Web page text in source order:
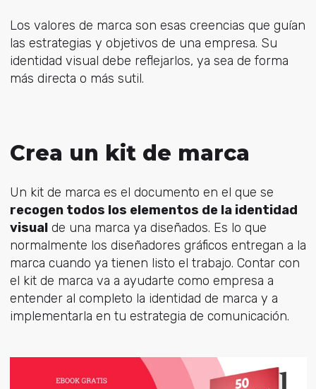
Los valores de marca son esas creencias que guían
las estrategias y objetivos de una empresa. Su
identidad visual debe reflejarlos, ya sea de forma
más directa o más sutil.
Crea un kit de marca
Un kit de marca es el documento en el que se
recogen todos los elementos de la identidad
visualde una marca ya diseñados. Es lo que
normalmente los diseñadores gráficos entregan a la
marca cuando ya tienen listo el trabajo. Contar con
el kit de marca va a ayudarte como empresa a
entender al completo la identidad de marca y a
implementarla en tu estrategia de comunicación.